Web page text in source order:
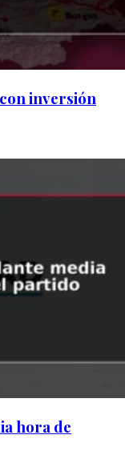
inversión
hora de